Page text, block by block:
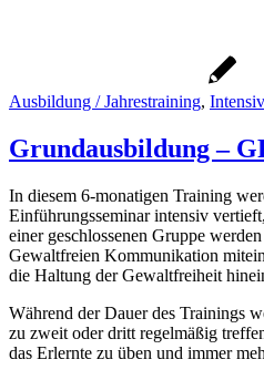
Ausbildung / Jahrestraining,
Grundausbildung –
In diesem 6-monatigen Training
Einführungsseminar intensiv
einer geschlossenen Gruppe
Gewaltfreien Kommunikation
die Haltung der Gewaltfreiheit
Während der Dauer des Trainings
zu zweit oder dritt regelmäßig
das Erlernte zu üben und immer